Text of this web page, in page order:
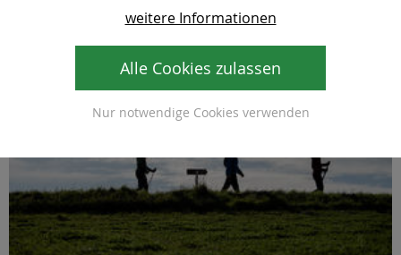
weitere Informationen
Alle Cookies zulassen
Nur notwendige Cookies verwenden